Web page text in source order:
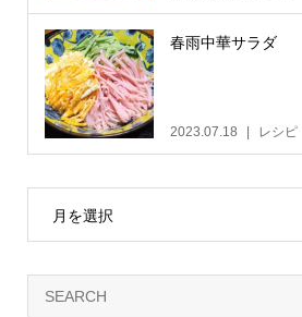
春雨中華サラダ
2023.07.18 レシピ
月を選択